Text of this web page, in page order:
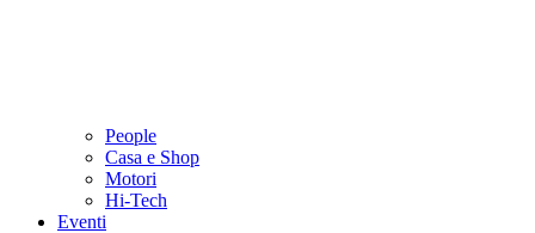
People
Casa e Shop
Motori
Hi-Tech
Eventi